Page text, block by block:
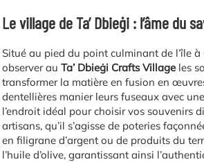
Le village de Ta’ Dbieġi : l’âme du
Situé au pied du point culminant de l’île à
observer au Ta’ Dbieġi Crafts Villageles
transformer la matière en fusion en
dentellières manier leurs fuseaux avec une
l’endroit idéal pour choisir vos souvenirs
artisans, qu’il s’agisse de poteries
en filigrane d’argent ou de produits du
l’huile d’olive, garantissant ainsi